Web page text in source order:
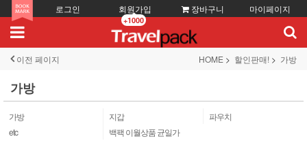
로그인 회원가입
+1000
장바구니 마이페이지
이전 페이지 HOME 할인판매! 가방
가방
가방 지갑
파우치
etc
백팩 이월상품 균일가